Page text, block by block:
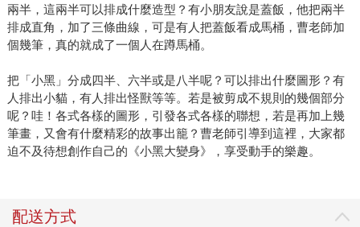
兩半，這兩半可以排成什麼造型？有小朋友說是蓋飯，他把兩半
排成直角，加了三條曲線，可是有人把蓋飯看成馬桶，曹老師加
個幾筆，真的就成了一個人在蹲馬桶。
把「小黑」分成四半、六半或是八半呢？可以排出什麼圖形？有
人排出小貓，有人排出怪獸等等。若是被剪成不規則的幾個部分
呢？哇！各式各樣的圖形，引發各式各樣的聯想，若是再加上幾
筆畫，又會有什麼精彩的故事出籠？曹老師引導到這裡，大家都
迫不及待想創作自己的《小黑大變身》，享受動手的樂趣。
配送方式